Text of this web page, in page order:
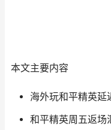
本文主要内容
海外玩和平精英延
和平精英周五返场